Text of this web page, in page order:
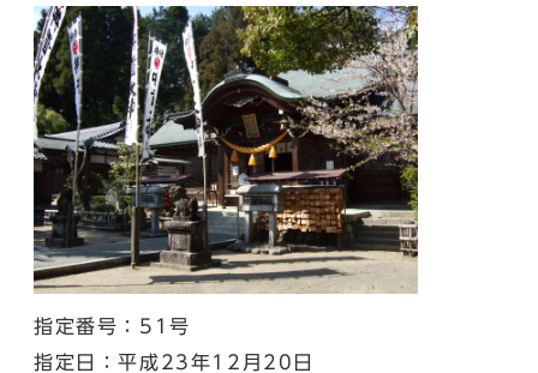
指定番号：51号
指定日：平成23年12月20日